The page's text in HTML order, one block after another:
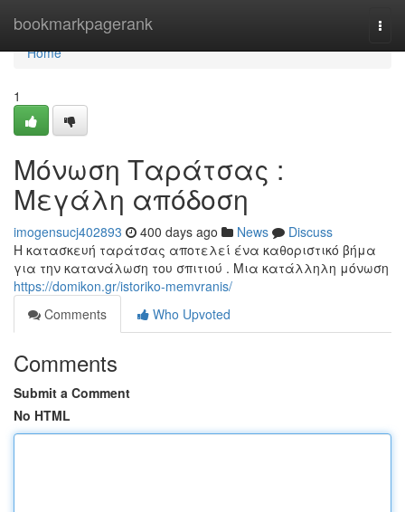
bookmarkpagerank
Home
Home
1
Μόνωση Ταράτσας :
Μεγάλη απόδοση
imogensucj402893 400 days ago News
Discuss
Η κατασκευή ταράτσας αποτελεί ένα καθοριστικό βήμα
για την κατανάλωση του σπιτιού . Μια κατάλληλη μόνωση
https://domikon.gr/istoriko-memvranis/
Comments
Who Upvoted
Comments
Submit a Comment
No HTML